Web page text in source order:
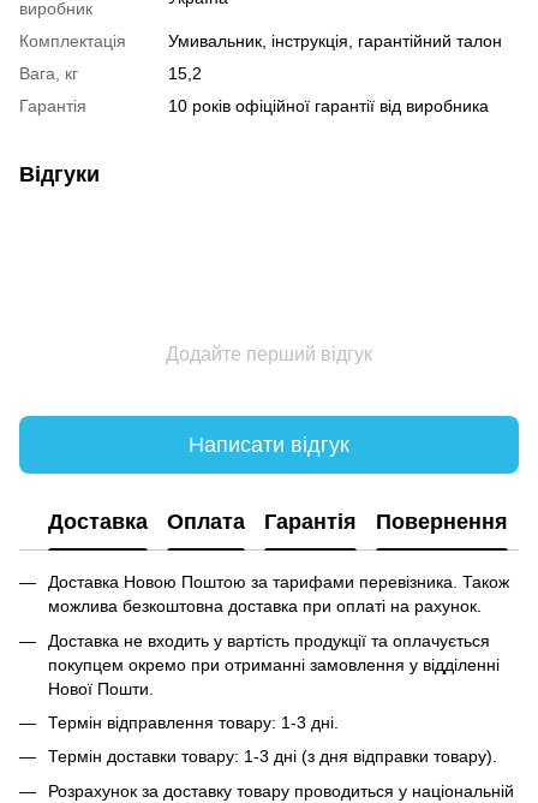
виробник
Комплектація
Умивальник, інструкція, гарантійний талон
Вага, кг
15,2
Гарантія
10 років офіційної гарантії від виробника
Відгуки
Додайте перший відгук
Написати відгук
Доставка Оплата Гарантія Повернення
Доставка Новою Поштою за тарифами перевізника. Також
можлива безкоштовна доставка при оплаті на рахунок.
Доставка не входить у вартість продукції та оплачується
покупцем окремо при отриманні замовлення у відділенні
Нової Пошти.
Термін відправлення товару: 1-3 дні.
Термін доставки товару: 1-3 дні (з дня відправки товару).
Розрахунок за доставку товару проводиться у національній